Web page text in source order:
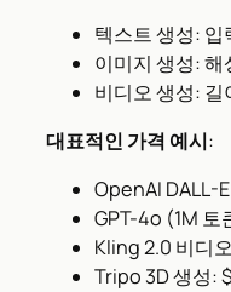
텍스트 생성:
이미지 생성:
비디오 생성:
대표적인 가격 예시:
OpenAI DALL-
GPT-4o (1M 토
Kling 2.0 비디
Tripo 3D 생성: